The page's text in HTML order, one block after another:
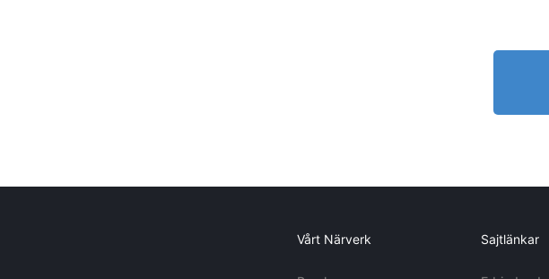
Vårt Närverk Sajtlänkar